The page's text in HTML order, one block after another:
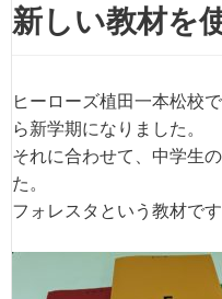
新しい教材を
ヒーローズ植田一本松校
ら新学期になりました。
それに合わせて、中学生
た。
フォレスタという教材です